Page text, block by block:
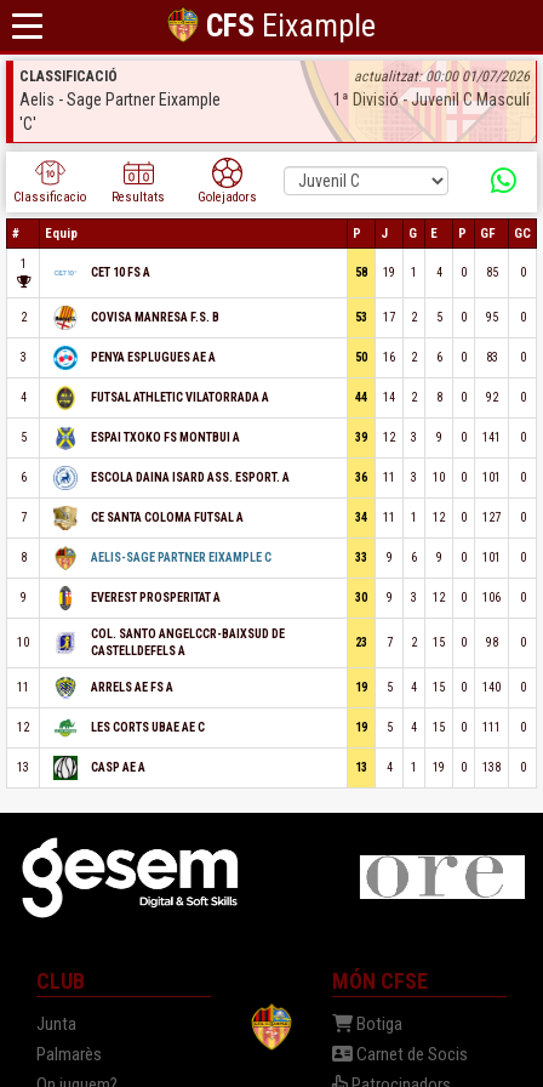
CFS Eixample
CLASSIFICACIÓ actualitzat: 00:00 01/07/2026
Aelis - Sage Partner Eixample
'C'
1ª Divisió - Juvenil C Masculí
Classificacio Resultats Golejadors
# Equip P J G E P GF GC
1
CET 10 FS A 58 19 1 4 0 85 0
2 COVISA MANRESA F.S. B 53 17 2 5 0 95 0
3 PENYA ESPLUGUES AE A 50 16 2 6 0 83 0
4 FUTSAL ATHLETIC VILATORRADA A 44 14 2 8 0 92 0
5 ESPAI TXOKO FS MONTBUI A 39 12 3 9 0 141 0
6 ESCOLA DAINA ISARD ASS. ESPORT. A 36 11 3 10 0 101 0
7 CE SANTA COLOMA FUTSAL A 34 11 1 12 0 127 0
8 AELIS-SAGE PARTNER EIXAMPLE C 33 9 6 9 0 101 0
9 EVEREST PROSPERITAT A 30 9 3 12 0 106 0
10
COL. SANTO ANGELCCR-BAIXSUD DE
CASTELLDEFELS A
23 7 2 15 0 98 0
11 ARRELS AE FS A 19 5 4 15 0 140 0
12 LES CORTS UBAE AE C 19 5 4 15 0 111 0
13 CASP AE A 13 4 1 19 0 138 0
CLUB
Junta
Palmarès
MÓN CFSE
Botiga
Carnet de Socis